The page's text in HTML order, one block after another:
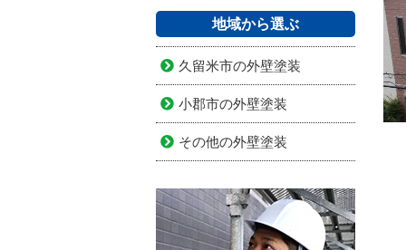
地域から選ぶ
久留米市の外壁塗装
小郡市の外壁塗装
その他の外壁塗装